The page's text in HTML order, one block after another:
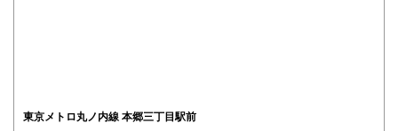
東京メトロ丸ノ内線 本郷三丁目駅前